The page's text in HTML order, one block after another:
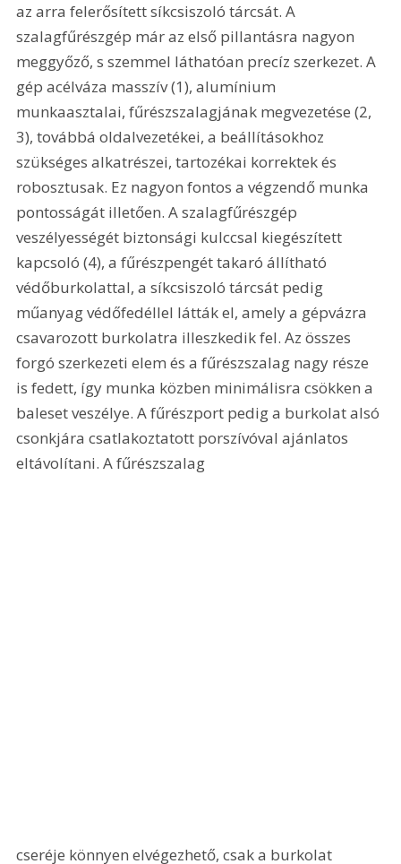
az arra felerősített síkcsiszoló tárcsát. A
szalagfűrészgép már az első pillantásra nagyon
meggyőző, s szemmel láthatóan precíz szerkezet. A
gép acélváza masszív (1), alumínium
munkaasztalai, fűrészszalagjának megvezetése (2,
3), továbbá oldalvezetékei, a beállításokhoz
szükséges alkatrészei, tartozékai korrektek és
robosztusak. Ez nagyon fontos a végzendő munka
pontosságát illetően. A szalagfűrészgép
veszélyességét biztonsági kulccsal kiegészített
kapcsoló (4), a fűrészpengét takaró állítható
védőburkolattal, a síkcsiszoló tárcsát pedig
műanyag védőfedéllel látták el, amely a gépvázra
csavarozott burkolatra illeszkedik fel. Az összes
forgó szerkezeti elem és a fűrészszalag nagy része
is fedett, így munka közben minimálisra csökken a
baleset veszélye. A fűrészport pedig a burkolat alsó
csonkjára csatlakoztatott porszívóval ajánlatos
eltávolítani. A fűrészszalag
cseréje könnyen elvégezhető, csak a burkolat